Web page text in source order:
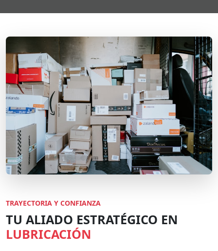
TRAYECTORIA Y CONFIANZA
TU ALIADO ESTRATÉGICO EN
LUBRICACIÓN